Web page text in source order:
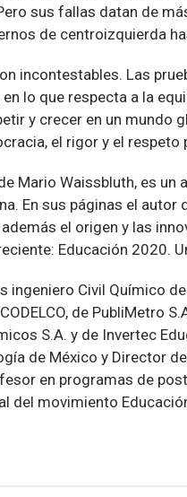
sus fallas datan de
de centroizquierda
incontestables. Las
en lo que respecta a la
y crecer en un mundo
el rigor y el
Mario Waissbluth, es
En sus páginas el
el origen y las
Educación 2020.
ingeniero Civil Químico
de PubliMetro
S.A. y de Invertec
de México y Director
en programas de
del movimiento